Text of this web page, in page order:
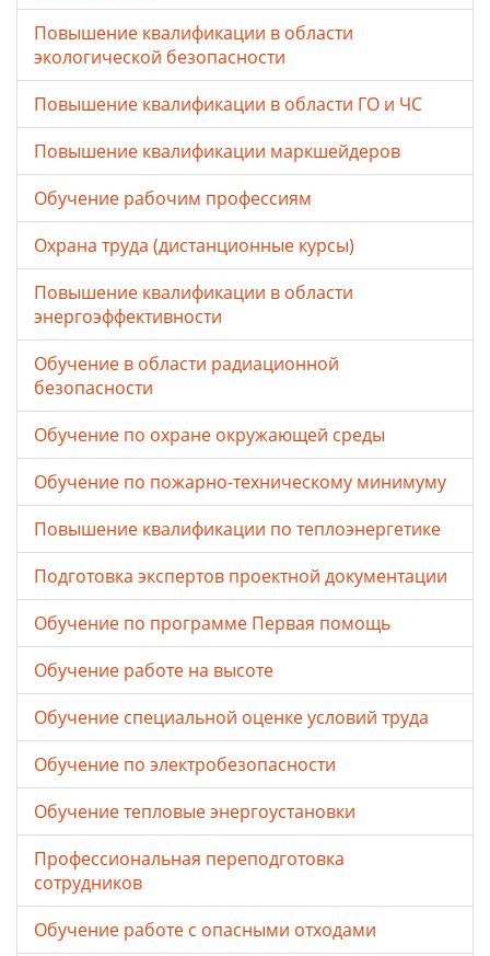
Повышение квалификации в области
экологической безопасности
Повышение квалификации в области ГО и ЧС
Повышение квалификации маркшейдеров
Обучение рабочим профессиям
Охрана труда (дистанционные курсы)
Повышение квалификации в области
энергоэффективности
Обучение в области радиационной
безопасности
Обучение по охране окружающей среды
Обучение по пожарно-техническому минимуму
Повышение квалификации по теплоэнергетике
Подготовка экспертов проектной документации
Обучение по программе Первая помощь
Обучение работе на высоте
Обучение специальной оценке условий труда
Обучение по электробезопасности
Обучение тепловые энергоустановки
Профессиональная переподготовка
сотрудников
Обучение работе с опасными отходами